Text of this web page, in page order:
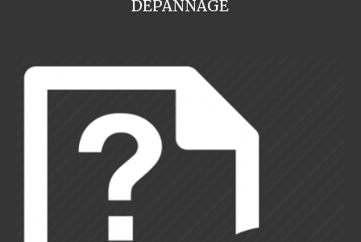
DEPANNAGE